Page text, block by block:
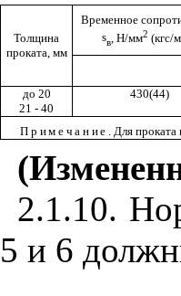
Толщина
проката, мм
Временное
sв , Н/мм2 (кгс/
до 20
21 - 40
430(44)
Примечание . Для проката
2.1.10.
5 и 6